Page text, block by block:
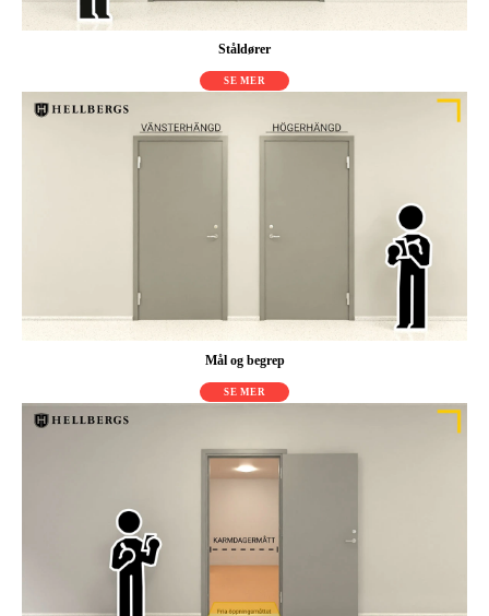
Ståldører
SE MER
Mål og begrep
SE MER